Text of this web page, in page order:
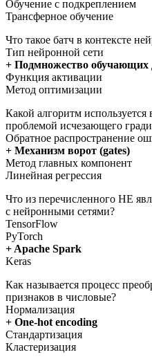
Обучение с подкреплением
Трансферное обучение
Что такое батч в контексте
Тип нейронной сети
+ Подмножество обучающих
Функция активации
Метод оптимизации
Какой алгоритм
проблемой исчезающего
Обратное распространение
+ Механизм ворот (gates)
Метод главных компонент
Линейная регрессия
Что из перечисленного НЕ
с нейронными сетями?
TensorFlow
PyTorch
+ Apache Spark
Keras
Как называется процесс
признаков в числовые?
Нормализация
+ One-hot encoding
Стандартизация
Кластеризация